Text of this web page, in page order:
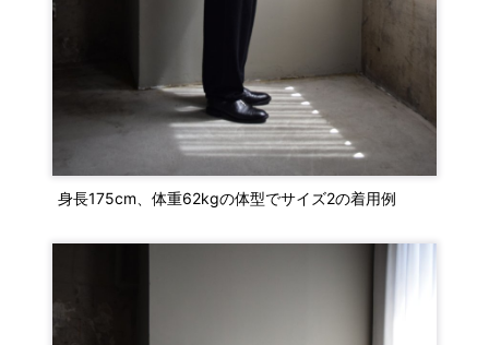
身長175cm、体重62kgの体型でサイズ2の着用例